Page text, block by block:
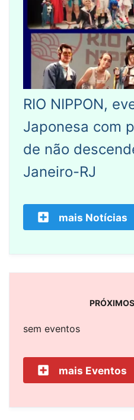
RIO NIPPON,
Japonesa com
de não
Janeiro-RJ
mais Notícias
sem eventos
mais Eventos